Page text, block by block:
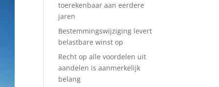
toerekenbaar aan eerdere
jaren
Bestemmingswijziging levert
belastbare winst op
Recht op alle voordelen uit
aandelen is aanmerkelijk
belang